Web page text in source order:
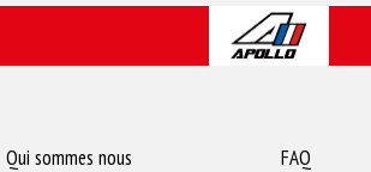
Qui sommes nous FAQ